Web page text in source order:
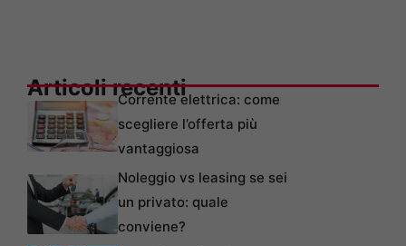
Articoli recentiCorrente elettrica: come
scegliere l’offerta più
vantaggiosa
Noleggio vs leasing se sei
un privato: quale
conviene?